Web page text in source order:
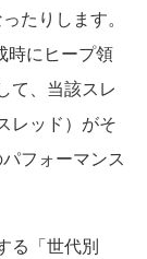
たりします。
時にヒープ領
て、当該スレ
レッド）がそ
フォーマンス
る「世代別